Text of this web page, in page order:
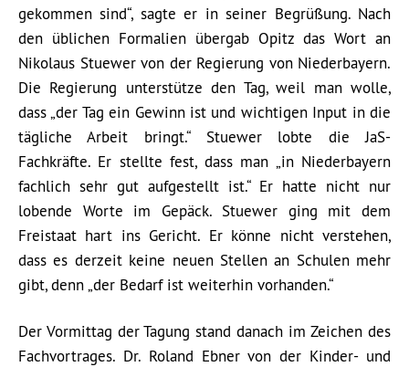
gekommen sind“, sagte er in seiner Begrüßung. Nach
den üblichen Formalien übergab Opitz das Wort an
Nikolaus Stuewer von der Regierung von Niederbayern.
Die Regierung unterstütze den Tag, weil man wolle,
dass „der Tag ein Gewinn ist und wichtigen Input in die
tägliche Arbeit bringt.“ Stuewer lobte die JaS-
Fachkräfte. Er stellte fest, dass man „in Niederbayern
fachlich sehr gut aufgestellt ist.“ Er hatte nicht nur
lobende Worte im Gepäck. Stuewer ging mit dem
Freistaat hart ins Gericht. Er könne nicht verstehen,
dass es derzeit keine neuen Stellen an Schulen mehr
gibt, denn „der Bedarf ist weiterhin vorhanden.“
Der Vormittag der Tagung stand danach im Zeichen des
Fachvortrages. Dr. Roland Ebner von der Kinder- und